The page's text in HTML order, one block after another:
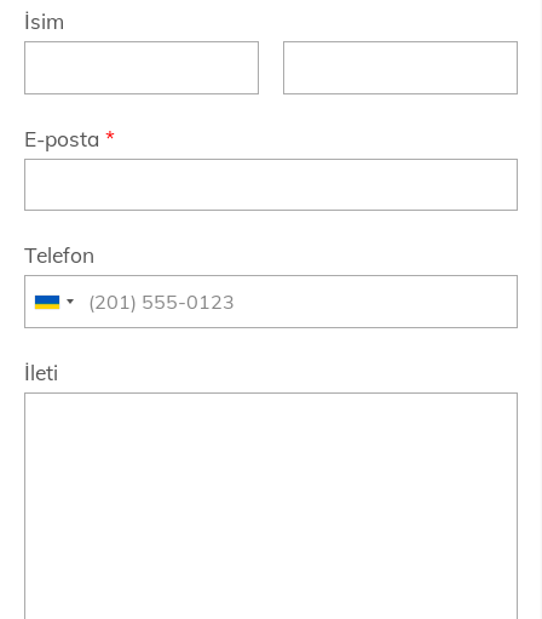
İsim
E-posta *
Telefon
İleti